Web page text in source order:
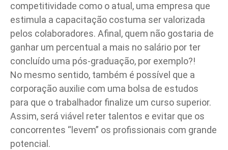
competitividade como o atual, uma empresa que
estimula a capacitação costuma ser valorizada
pelos colaboradores. Afinal, quem não gostaria de
ganhar um percentual a mais no salário por ter
concluído uma pós-graduação, por exemplo?!
No mesmo sentido, também é possível que a
corporação auxilie com uma bolsa de estudos
para que o trabalhador finalize um curso superior.
Assim, será viável reter talentos e evitar que os
concorrentes “levem” os profissionais com grande
potencial.